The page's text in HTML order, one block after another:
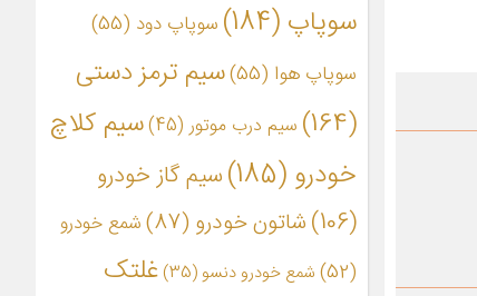
سوپاپ (184) سوپاپ دود (55)
سوپاپ هوا (55)
سیم ترمز دستی
(164)
سیم درب موتور(45)
سیم کلاچ
خودرو (185)
سیم گاز خودرو
(106)
شاتون خودرو (87)
شمع خودرو
(52)
شمع خودرو دنسو (35)
غلتک